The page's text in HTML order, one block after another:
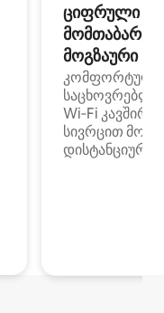
ციფრული
მოგზაური
კომფორტული
Wi‑Fi
სივრცით
დისტანციური